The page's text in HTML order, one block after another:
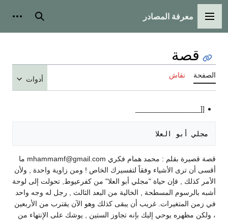
القائمة الرئيسية
معرفة المصادر بحث
قصة
الصفحة نقاش أدوات
[[________________
مجلي أبو العلا
قصة قصيرة بقلم : محمد همام فكري mhammamf@gmail.com ما
أقسى أن ترى الأشياء وفقاً لتفسيرك الخاص ! ومن زاوية واحدة , ولأن
الأمر كذلك , فإن حياة "مجلي أبو العلا" من كفرعيوط, تحولت إلى لوحة
أشبه بالرسوم المسطحة , الخالية من البعد الثالث , رجل له وجه واحد
في زمن المتغيرات. غريب أن يبقى كذلك وهو الآن يقترب من الأربعين
، ولكن مظهره يوحي إليك بإنه تجاوز الستين , يوشك على الإنتهاء من